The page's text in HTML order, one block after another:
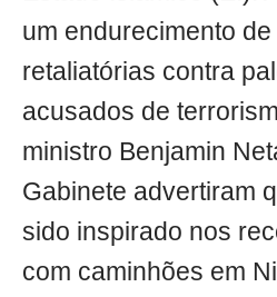
um endurecimento
retaliatórias contra
acusados de
ministro Benjamin
Gabinete advertiram
sido inspirado nos
com caminhões em